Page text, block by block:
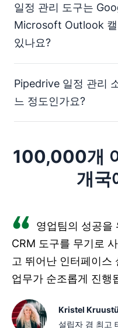
Pipedrive 통합을 사
는 선택한 이메일 제
를 직접 보냅니다.
가능한 시간에 관한
다.
미팅 요청 시 연락처에서 받
할 수 있습니다.
이름과 이메일이 필요하지
자 정의 필드를 요청할 수도
필수로 설정해 보세요.
일정 관리 도구는
Microsoft Outlook 캘
있나요?
Pipedrive는 Google 캘린더
Pipedrive 일정 관리
느 정도인가요?
Pipedrive의 일정 관리 소프
요금제에 포함되어 있습니다.
100,000개
개국
영업팀의 성공을
CRM 도구를 무기로
고 뛰어난 인터페이스
업무가 순조롭게 진행
Kristel
설립자 겸 최고